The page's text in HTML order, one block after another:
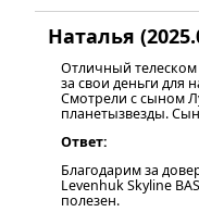
Наталья
Отличный
за свои деньги для
Смотрели с сыном
планетызвезды.
Ответ:
Благодарим за
Levenhuk Skyline
полезен.